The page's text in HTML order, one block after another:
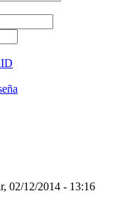
02/12/2014 - 13:16